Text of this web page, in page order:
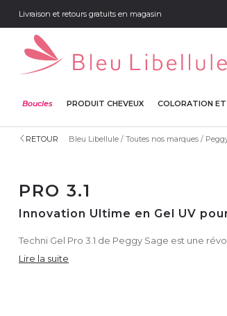
Livraison et retours gratuits en magasin
Boucles PRODUIT CHEVEUX COLORATION
RETOUR Bleu Libellule Toutes nos marques
PRO 3.1
Innovation Ultime en Gel UV
Techni Gel Pro 3.1 de Peggy Sage est une
Lire la suite